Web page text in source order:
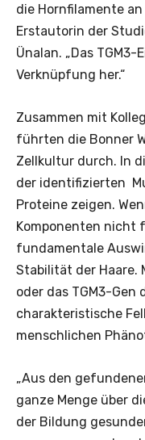
die Hornfilamente
Erstautorin der
Ünalan. „Das
Verknüpfung her.“
Zusammen mit
führten die Bonner
Zellkultur durch. In
der identifizierten
Proteine zeigen.
Komponenten nicht
fundamentale
Stabilität der Haare.
oder das TGM3-
charakteristische
menschlichen
„Aus den
ganze Menge über
der Bildung